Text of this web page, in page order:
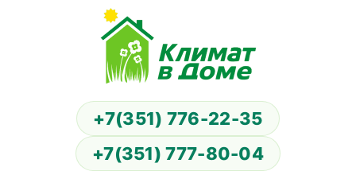
+7(351) 776-22-35
+7(351) 777-80-04